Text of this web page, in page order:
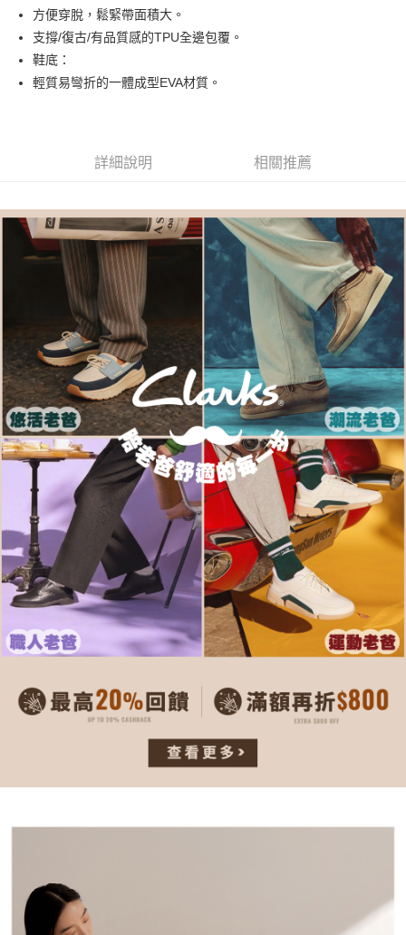
２．訂單成立數日內，您將收到繳費通知簡訊。
３．收到繳費通知簡訊後14天內，點擊此簡訊中的連結，可透過四大超商／
ATM／網路銀行／等多元方式進行付款，方視為交易完成。
※ 請注意：結帳手續完成當下不需立刻繳費，但若您需要取消訂單，請聯絡
後付繳納相關費用。
權轉讓予恩沛科技股份有限公司。
２．關於個人資料處理事宜，請瀏覽以下網址：
https://aftee.tw/terms/#terms3
３．未成年的使用者請事先徵得法定代理人或監護人之同意方可使用
「AFTEE先享後付」，若未經同意申辦者引起之損失，本公司不負相關責
４．使用「AFTEE先享後付」時，將依據個別帳號之用戶狀況，依本公司即
時審查核予不同之上限額度；若仍有額度不足之情形，本公司將視審查結果
請求用戶進行身份認證。
５．嚴禁一人註冊多個帳號或使用他人資訊註冊。若發現惡意使用之情形，
恩沛科技股份有限公司將有權停止該用戶之使用額度並採取法律行動。
每筆NT$80，滿NT$1,000(含以上)免運費
付款後7-11取貨
方便穿脫，鬆緊帶面積大。
支撐/復古/有品質感的TPU全邊包覆。
鞋底：
輕質易彎折的一體成型EVA材質。
詳細說明 相關推薦